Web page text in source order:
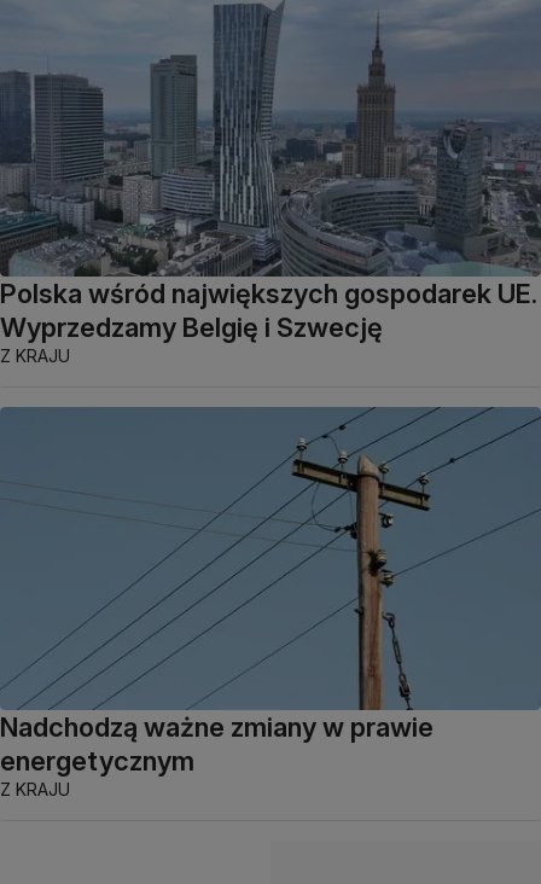
Polska wśród największych gospodarek UE.
Wyprzedzamy Belgię i Szwecję
Z KRAJU
Nadchodzą ważne zmiany w prawie
energetycznym
Z KRAJU